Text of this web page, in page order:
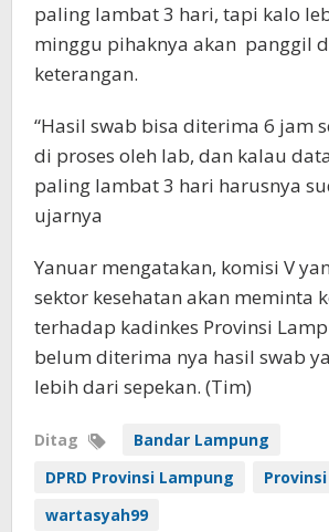
paling lambat 3 hari, tapi kalo
minggu pihaknya akan panggil
keterangan.
“Hasil swab bisa diterima 6 jam
di proses oleh lab, dan kalau
paling lambat 3 hari harusnya
ujarnya
Yanuar mengatakan, komisi V
sektor kesehatan akan meminta
terhadap kadinkes Provinsi
belum diterima nya hasil swab
lebih dari sepekan. (Tim)
Ditag
Bandar Lampung
DPRD Provinsi Lampung
wartasyah99